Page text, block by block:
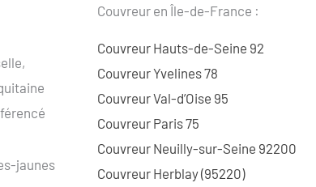
Couvreur en Île-de-France :
Couvreur Hauts-de-Seine 92
Couvreur Yvelines 78
Couvreur Val-d’Oise 95
Couvreur Paris 75
Couvreur Neuilly-sur-Seine 92200
Couvreur Herblay (95220)